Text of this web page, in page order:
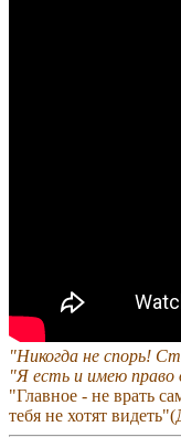
"Никогда не спорь!
"Я есть и имею
"Главное - не врать
тебя не хотят